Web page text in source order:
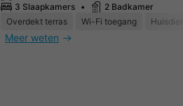
3 Slaapkamers
2 Badkamer
Overdekt terras
Wi-Fi toegang
Meer weten